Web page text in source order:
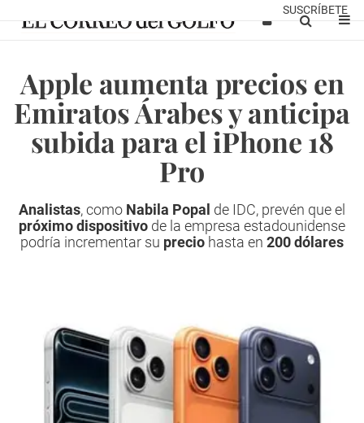
SUSCRÍBETE
Apple aumenta precios en
Emiratos Árabes y anticipa
subida para el iPhone 18
Pro
Analistas, como Nabila Popal de IDC, prevén que el
próximo dispositivo de la empresa estadounidense
podría incrementar su precio hasta en 200 dólares